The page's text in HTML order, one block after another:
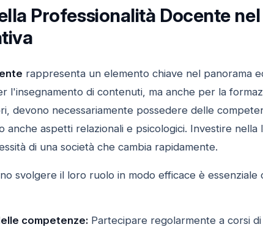
Professionalità Docente
rappresenta un elemento chiave nel panorama
l'insegnamento di contenuti, ma anche per la
devono necessariamente possedere delle
anche aspetti relazionali e psicologici. Investire
di una società che cambia rapidamente.
svolgere il loro ruolo in modo efficace è essenziale
competenze:Partecipare regolarmente a corsi